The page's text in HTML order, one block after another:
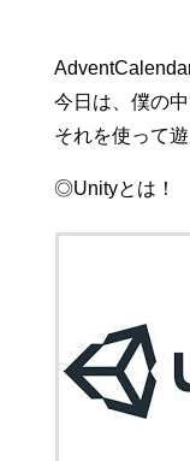
今日は、僕の
それを使って
◎Unityとは！